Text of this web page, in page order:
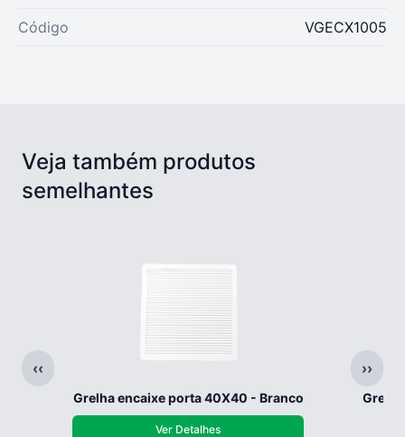
Código VGECX1005
Veja também produtos
semelhantes
‹‹ ››
Grelha encaixe porta 40X40 - Branco
Ver Detalhes